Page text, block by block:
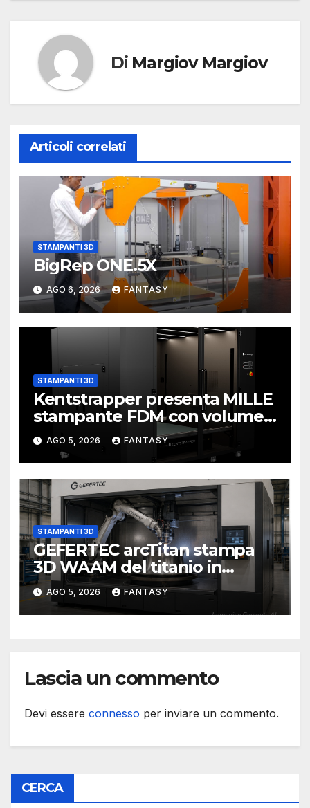
Di Margiov Margiov
Articoli correlati
STAMPANTI 3D
BigRep ONE.5X
AGO 6, 2026 FANTASY
STAMPANTI 3D
Kentstrapper presenta MILLE
stampante FDM con volume
di stampa da un metro cubo
AGO 5, 2026 FANTASY
STAMPANTI 3D
GEFERTEC arcTitan stampa
3D WAAM del titanio in
camera inerte
AGO 5, 2026 FANTASY
Lascia un commento
Devi essere connesso per inviare un commento.
CERCA